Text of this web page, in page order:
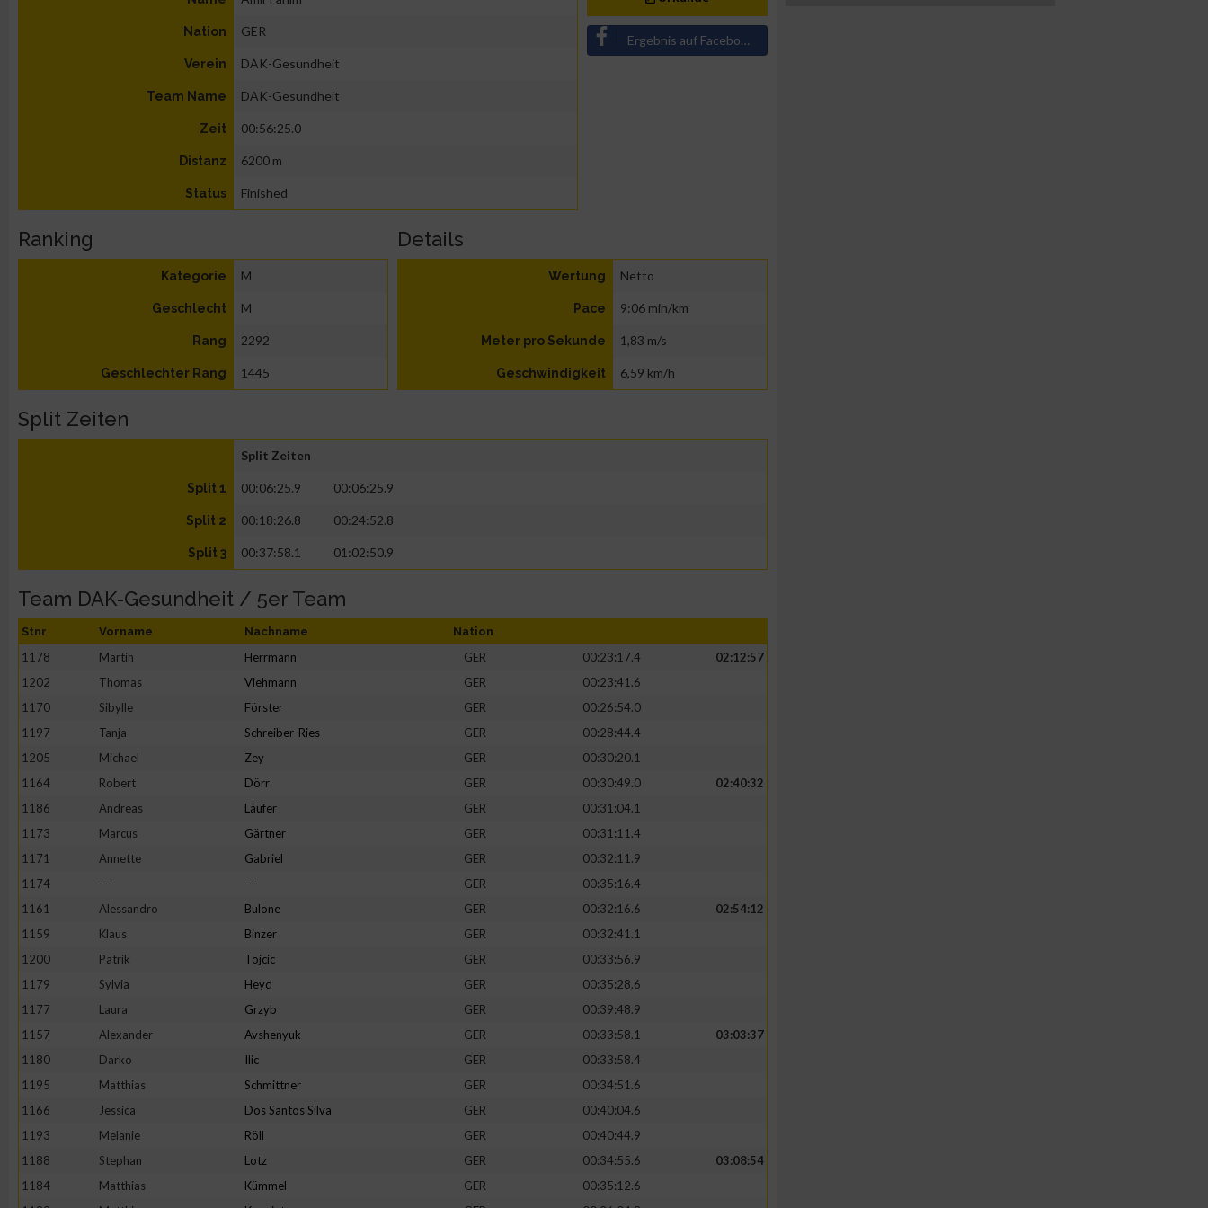
Nation GER
Verein DAK-Gesundheit
Team Name DAK-Gesundheit
Zeit 00:56:25.0
Distanz 6200 m
Status Finished
Ergebnis auf Facebook teilen
Ranking
Kategorie M
Geschlecht M
Rang 2292
Geschlechter Rang 1445
Details
Wertung Netto
Pace 9:06 min/km
Meter pro Sekunde 1,83 m/s
Geschwindigkeit 6,59 km/h
Split Zeiten
Split Zeiten
Split 1 00:06:25.9 00:06:25.9
Split 2 00:18:26.8 00:24:52.8
Split 3 00:37:58.1 01:02:50.9
Team DAK-Gesundheit / 5er Team
Stnr Vorname Nachname Nation
1178 Martin Herrmann GER 00:23:17.4
02:12:57
1202
Thomas Viehmann GER
00:23:41.6
1170
Sibylle Förster GER
00:26:54.0
1197
Tanja Schreiber-Ries GER
00:28:44.4
1205
Michael Zey GER
00:30:20.1
1164
Robert Dörr GER 00:30:49.0
02:40:32
1186
Andreas Läufer GER
00:31:04.1
1173
Marcus Gärtner GER
00:31:11.4
1171
Annette Gabriel GER
00:32:11.9
1174
--- --- GER
00:35:16.4
1161
Alessandro Bulone GER 00:32:16.6
02:54:12
1159
Klaus Binzer GER
00:32:41.1
1200
Patrik Tojcic GER
00:33:56.9
1179
Sylvia Heyd GER
00:35:28.6
1177
Laura Grzyb GER
00:39:48.9
1157
Alexander Avshenyuk GER 00:33:58.1
03:03:37
1180
Darko Ilic GER
00:33:58.4
1195
Matthias Schmittner GER
00:34:51.6
1166
Jessica Dos Santos Silva GER
00:40:04.6
1193
Melanie Röll GER
00:40:44.9
1188
Stephan Lotz GER 00:34:55.6
03:08:54
1184
Matthias Kümmel GER
00:35:12.6